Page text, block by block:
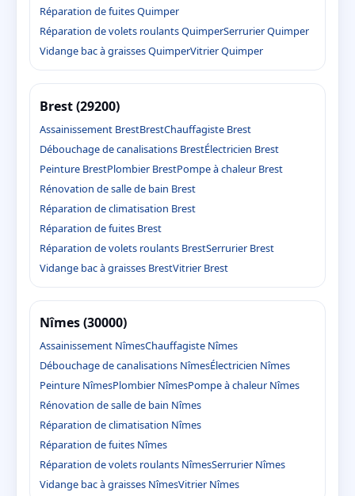
Réparation de fuites Quimper
Réparation de volets roulants QuimperSerrurier Quimper
Vidange bac à graisses QuimperVitrier Quimper
Brest (29200)
Assainissement BrestBrestChauffagiste Brest
Débouchage de canalisations BrestÉlectricien Brest
Peinture BrestPlombier BrestPompe à chaleur Brest
Rénovation de salle de bain Brest
Réparation de climatisation Brest
Réparation de fuites Brest
Réparation de volets roulants BrestSerrurier Brest
Vidange bac à graisses BrestVitrier Brest
Nîmes (30000)
Assainissement NîmesChauffagiste Nîmes
Débouchage de canalisations NîmesÉlectricien Nîmes
Peinture NîmesPlombier NîmesPompe à chaleur Nîmes
Rénovation de salle de bain Nîmes
Réparation de climatisation Nîmes
Réparation de fuites Nîmes
Réparation de volets roulants NîmesSerrurier Nîmes
Vidange bac à graisses NîmesVitrier Nîmes